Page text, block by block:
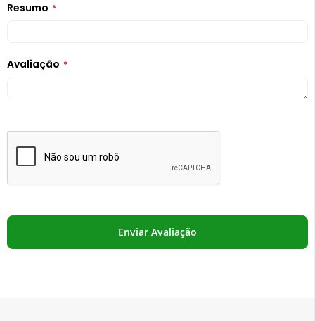
Resumo
Avaliação
Enviar Avaliação